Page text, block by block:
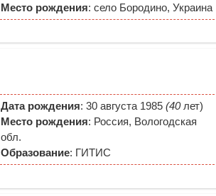
Место рождения: село Бородино, Украина
Дата рождения: 30 августа 1985 (40лет)
Место рождения: Россия, Вологодская
обл.
Образование: ГИТИС